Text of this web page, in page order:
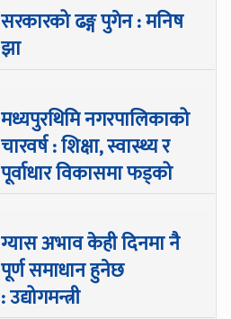
सरकारको ढङ्ग पुगेन : मनिष
झा
मध्यपुरथिमि नगरपालिकाको
चारवर्ष : शिक्षा, स्वास्थ्य र
पूर्वाधार विकासमा फड्को
ग्यास अभाव केही दिनमा नै
पूर्ण समाधान हुनेछ
: उद्योगमन्त्री